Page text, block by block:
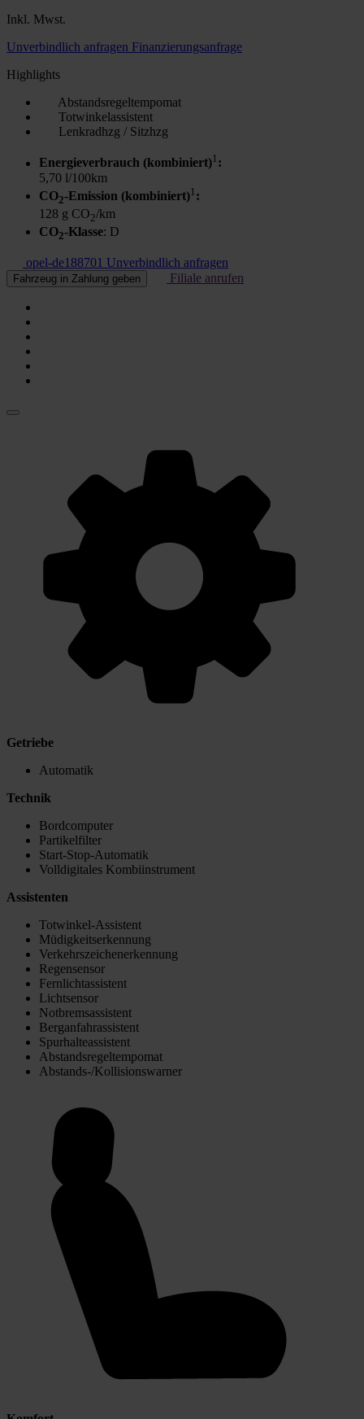
Inkl. Mwst.
Unverbindlich anfragen Finanzierungsanfrage
Highlights
Abstandsregeltempomat
Totwinkelassistent
Lenkradhzg / Sitzhzg
Energieverbrauch (kombiniert)1 :
5,70 l/100km
CO2-Emission (kombiniert)1 :
128 g CO2/km
CO2-Klasse: D
opel-de188701 Unverbindlich anfragen
Fahrzeug in Zahlung geben Filiale anrufen
Getriebe
Automatik
Technik
Bordcomputer
Partikelfilter
Start-Stop-Automatik
Volldigitales Kombiinstrument
Assistenten
Totwinkel-Assistent
Müdigkeitserkennung
Verkehrszeichenerkennung
Regensensor
Fernlichtassistent
Lichtsensor
Notbremsassistent
Berganfahrassistent
Spurhalteassistent
Abstandsregeltempomat
Abstands-/Kollisionswarner